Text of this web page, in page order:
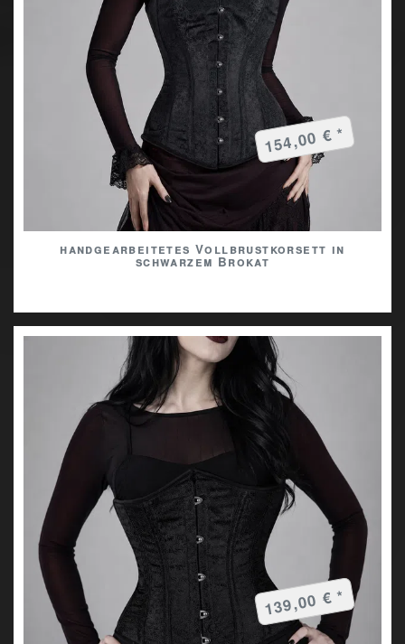
handgearbeitetes Vollbrustkorsett in
schwarzem Brokat
154,00 € *
139,00 € *